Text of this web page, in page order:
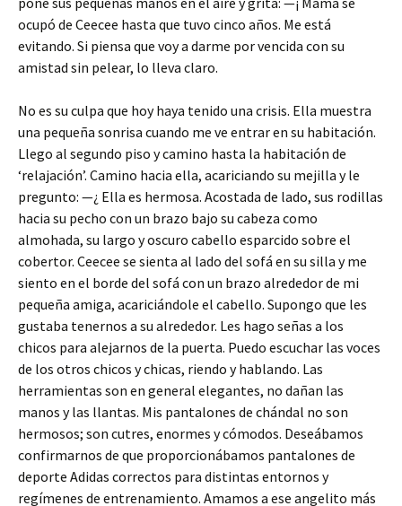
ocupó de Ceecee hasta que tuvo cinco años. Me está
evitando. Si piensa que voy a darme por vencida con su
amistad sin pelear, lo lleva claro.
No es su culpa que hoy haya tenido una crisis. Ella muestra
una pequeña sonrisa cuando me ve entrar en su habitación.
Llego al segundo piso y camino hasta la habitación de
‘relajación’. Camino hacia ella, acariciando su mejilla y le
pregunto: —¿ Ella es hermosa. Acostada de lado, sus rodillas
hacia su pecho con un brazo bajo su cabeza como
almohada, su largo y oscuro cabello esparcido sobre el
cobertor. Ceecee se sienta al lado del sofá en su silla y me
siento en el borde del sofá con un brazo alrededor de mi
pequeña amiga, acariciándole el cabello. Supongo que les
gustaba tenernos a su alrededor. Les hago señas a los
chicos para alejarnos de la puerta. Puedo escuchar las voces
de los otros chicos y chicas, riendo y hablando. Las
herramientas son en general elegantes, no dañan las
manos y las llantas. Mis pantalones de chándal no son
hermosos; son cutres, enormes y cómodos. Deseábamos
confirmarnos de que proporcionábamos pantalones de
deporte Adidas correctos para distintas entornos y
regímenes de entrenamiento. Amamos a ese angelito más